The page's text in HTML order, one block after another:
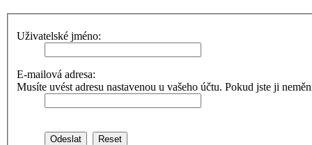
Uživatelské jméno:
E-mailová adresa:
Musíte uvést adresu nastavenou u vašeho účtu. Pokud jste ji